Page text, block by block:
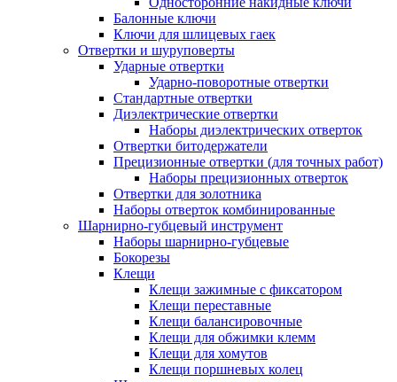
Балонные ключи
Ключи для шлицевых гаек
Отвертки и шуруповерты
Ударные отвертки
Ударно-поворотные отвертки
Стандартные отвертки
Диэлектрические отвертки
Наборы диэлектрических отверток
Отвертки битодержатели
Прецизионные отвертки (для точных работ)
Наборы прецизионных отверток
Отвертки для золотника
Наборы отверток комбинированные
Шарнирно-губцевый инструмент
Наборы шарнирно-губцевые
Бокорезы
Клещи
Клещи зажимные с фиксатором
Клещи переставные
Клещи балансировочные
Клещи для обжимки клемм
Клещи для хомутов
Клещи поршневых колец